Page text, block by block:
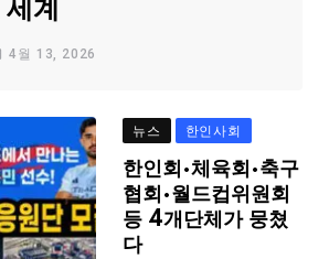
계
4월 13, 2026
뉴스 한인사회
한인회·체육회·축구
협회·월드컵위원회
등 4개단체가 뭉쳤
다